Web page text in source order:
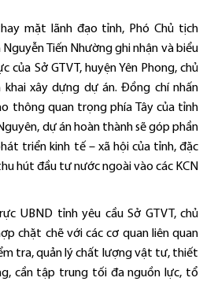
mặt lãnh đạo tỉnh, Phó Chủ tịch
Tiến Nhường ghi nhận và biểu
của Sở GTVT, huyện Yên Phong, chủ
xây dựng dự án. Đồng chí nhấn
thông quan trọng phía Tây của tỉnh
dự án hoàn thành sẽ góp phần
triển kinh tế – xã hội của tỉnh, đặc
hút đầu tư nước ngoài vào các KCN
UBND tỉnh yêu cầu Sở GTVT, chủ
chặt chẽ với các cơ quan liên quan
tra, quản lý chất lượng vật tư, thiết
cần tập trung tối đa nguồn lực, tổ